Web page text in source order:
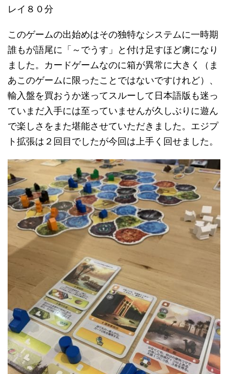
レイ８０分
このゲームの出始めはその独特なシステムに一時期
誰もが語尾に「～でうす」と付け足すほど虜になり
ました。カードゲームなのに箱が異常に大きく（ま
あこのゲームに限ったことではないですけれど）、
輸入盤を買おうか迷ってスルーして日本語版も迷っ
ていまだ入手には至っていませんが久しぶりに遊ん
で楽しさをまた堪能させていただきました。エジプ
ト拡張は２回目でしたが今回は上手く回せました。